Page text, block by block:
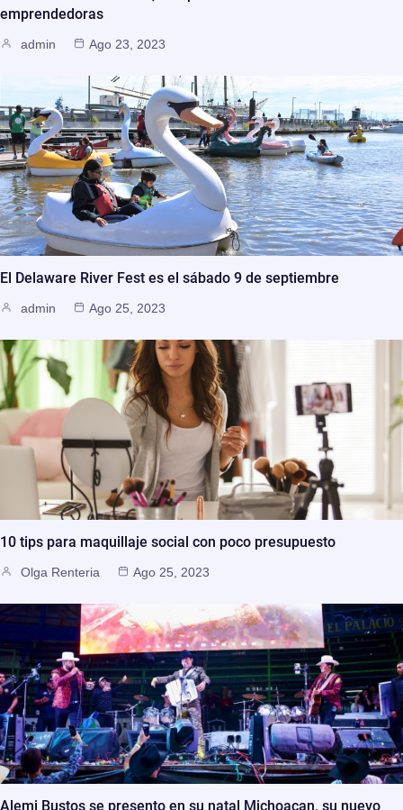
emprendedoras
admin Ago 23, 2023
El Delaware River Fest es el sábado 9 de septiembre
admin Ago 25, 2023
10 tips para maquillaje social con poco presupuesto
Olga Renteria Ago 25, 2023
Alemi Bustos se presento en su natal Michoacan, su nuevo